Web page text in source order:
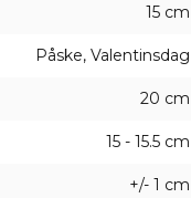
15 cm
Påske, Valentinsdag
20 cm
15 - 15.5 cm
+/- 1 cm